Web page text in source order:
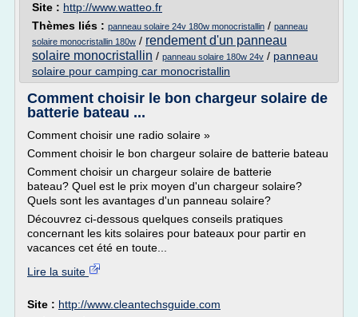
Site : http://www.watteo.fr
Thèmes liés : panneau solaire 24v 180w monocristallin / panneau
solaire monocristallin 180w / rendement d'un panneau
solaire monocristallin / panneau solaire 180w 24v / panneau
solaire pour camping car monocristallin
Comment choisir le bon chargeur solaire de
batterie bateau ...
Comment choisir une radio solaire »
Comment choisir le bon chargeur solaire de batterie bateau
Comment choisir un chargeur solaire de batterie
bateau? Quel est le prix moyen d'un chargeur solaire?
Quels sont les avantages d'un panneau solaire?
Découvrez ci-dessous quelques conseils pratiques
concernant les kits solaires pour bateaux pour partir en
vacances cet été en toute...
Lire la suite
Site : http://www.cleantechsguide.com